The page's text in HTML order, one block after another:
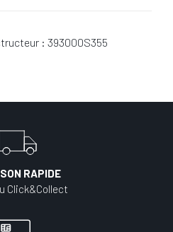
: 393000S355
RAPIDE
Click&Collect